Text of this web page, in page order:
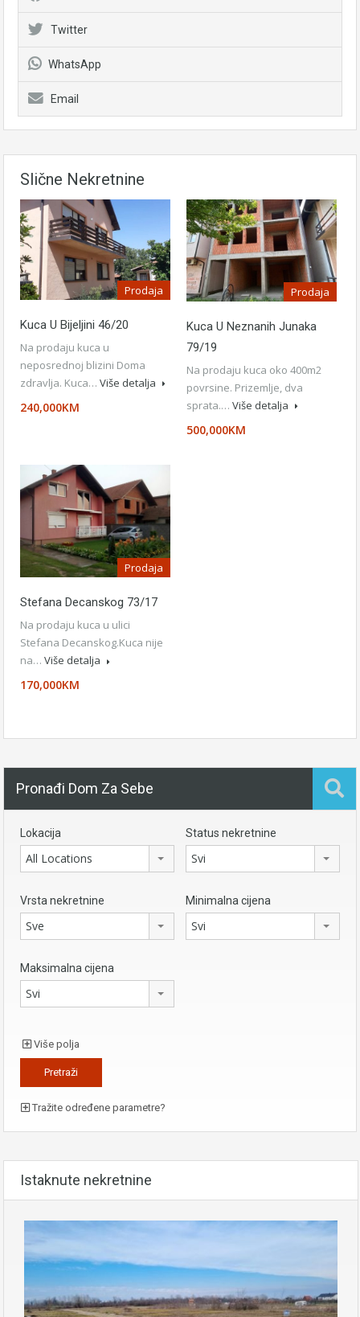
Twitter
WhatsApp
Email
Slične Nekretnine
Prodaja
Kuca U Bijeljini 46/20
Na prodaju kuca u
neposrednoj blizini Doma
zdravlja. Kuca… Više detalja
240,000KM
Prodaja
Kuca U Neznanih Junaka
79/19
Na prodaju kuca oko 400m2
povrsine. Prizemlje, dva
sprata.… Više detalja
500,000KM
Prodaja
Stefana Decanskog 73/17
Na prodaju kuca u ulici
Stefana Decanskog.Kuca nije
na… Više detalja
170,000KM
Pronađi Dom Za Sebe
Lokacija
All Locations
Status nekretnine
Svi
Vrsta nekretnine
Sve
Minimalna cijena
Svi
Maksimalna cijena
Svi
Više polja
Tražite određene parametre?
Istaknute nekretnine